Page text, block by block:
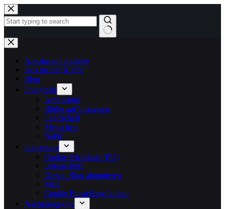
Zum
Inhalt
springen
Keine
Ergebnisse
Andalusienrundreise
Aus meiner Küche
Blog
Fotografie
Architektur
Bilder auf Instagram
Landschaft
Menschen
Natur
Impressum
Cookie-Richtlinie (EU)
Datenschutz
Diesen Blog abonnieren
Mail
Cookie Einstellung ändern
Nachkriegskind